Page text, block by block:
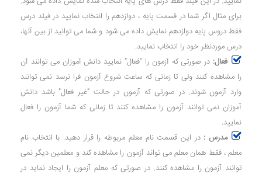
برای مثال اگر شما در قسمت پایه ، دوازدهم را انتخاب نمایید در فیلد درس
فقط دروس پایه دوازدهم نمایش داده می شود و شما می توانید از بین آنها،
درس موردنظر خود را انتخاب نمایید.
فعال: در صورتی که آزمون را "فعال" نمایید دانش آموزان می توانند آن
را مشاهده کنند ولی تا زمانی که ساعت شروع آزمون فرا نرسد نمی توانند
وارد آزمون شوند. در صورتی که آزمون در حالت "غیر فعال" باشد دانش
آموزان نمی توانند آزمون را مشاهده کنند تا زمانی که شما آزمون را فعال
نمایید.
مدرس : در این قسمت نام معلم مربوطه را قرار دهید. با انتخاب نام
معلم ، فقط همان معلم می تواند آزمون را مشاهده کند و معلمین دیگر نمی
توانند آزمون را مشاهده کنند. در صورتی که معلم آزمون را ایجاد نماید در